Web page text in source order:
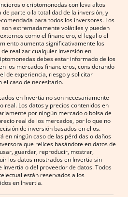
o criptomonedas conlleva altos
de parte o la totalidad de la inversión, y
para todos los inversores. Los
extremadamente volátiles y pueden
como el financiero, el legal o el
aumenta significativamente los
realizar cualquier inversión en
debes estar informado de los
los mercados financieros, considerando
de experiencia, riesgo y solicitar
el caso de necesitarlo.
en Invertia no son necesariamente
real. Los datos y precios contenidos en
por ningún mercado o bolsa de
real de los mercados, por lo que no
de inversión basados en ellos.
en ningún caso de las pérdidas o daños
que relices basándote en datos de
guardar, reproducir, mostrar,
los datos mostrados en Invertia sin
o del proveedor de datos. Todos
están reservados a los
en Invertia.